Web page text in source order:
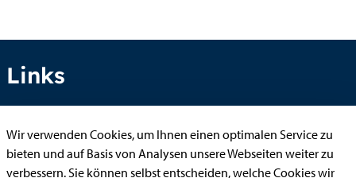
Links
Anhörung online
Aufenthaltserlaubnis
Wir verwenden Cookies, um Ihnen einen optimalen Service zu
bieten und auf Basis von Analysen unsere Webseiten weiter zu
verbessern. Sie können selbst entscheiden, welche Cookies wir